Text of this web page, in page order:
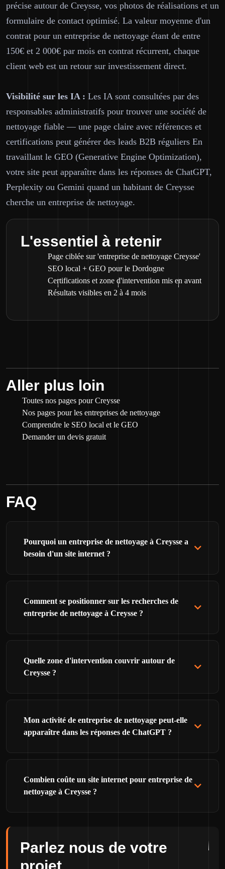
précise autour de Creysse, vos photos de réalisations et un
formulaire de contact optimisé. La valeur moyenne d'un
contrat pour un entreprise de nettoyage étant de entre
150€ et 2 000€ par mois en contrat récurrent, chaque
client web est un retour sur investissement direct.
Visibilité sur les IA : Les IA sont consultées par des
responsables administratifs pour trouver une société de
nettoyage fiable — une page claire avec références et
certifications peut générer des leads B2B réguliers En
travaillant le GEO (Generative Engine Optimization),
votre site peut apparaître dans les réponses de ChatGPT,
Perplexity ou Gemini quand un habitant de Creysse
cherche un entreprise de nettoyage.
L'essentiel à retenir
Page ciblée sur 'entreprise de nettoyage Creysse'
SEO local + GEO pour le Dordogne
Certifications et zone d'intervention mis en avant
Résultats visibles en 2 à 4 mois
Aller plus loin
Toutes nos pages pour Creysse
Nos pages pour les entreprises de nettoyage
Comprendre le SEO local et le GEO
Demander un devis gratuit
FAQ
Pourquoi un entreprise de nettoyage à Creysse a
besoin d'un site internet ?
Comment se positionner sur les recherches de
entreprise de nettoyage à Creysse ?
Quelle zone d'intervention couvrir autour de
Creysse ?
Mon activité de entreprise de nettoyage peut-elle
apparaître dans les réponses de ChatGPT ?
Combien coûte un site internet pour entreprise de
nettoyage à Creysse ?
Parlez nous de votre